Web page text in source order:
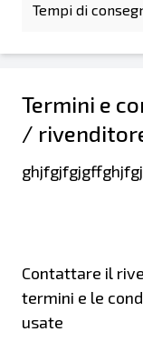
Tempi di
Termini e
/
ghjfgjfgjgffghjfgj
Contattare il
termini e le
usate